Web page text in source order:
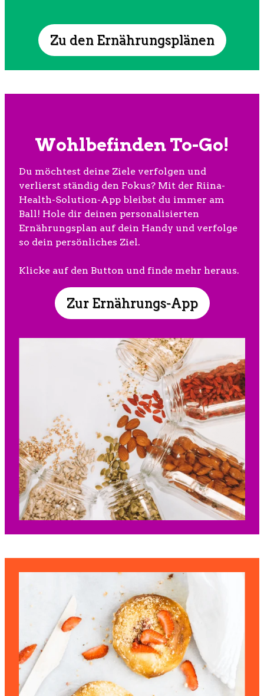
Zu den Ernährungsplänen
Wohlbefinden To-Go!
Du möchtest deine Ziele verfolgen und
verlierst ständig den Fokus? Mit der Riina-
Health-Solution-App bleibst du immer am
Ball! Hole dir deinen personalisierten
Ernährungsplan auf dein Handy und verfolge
so dein persönliches Ziel.
Klicke auf den Button und finde mehr heraus.
Zur Ernährungs-App